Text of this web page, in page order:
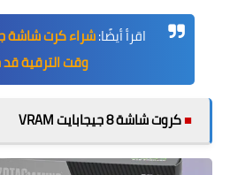
اقرأ أيضًا:شراء كرت شاشة
وقت الترقية
■كروت شاشة 8 جيجابايت VRAM